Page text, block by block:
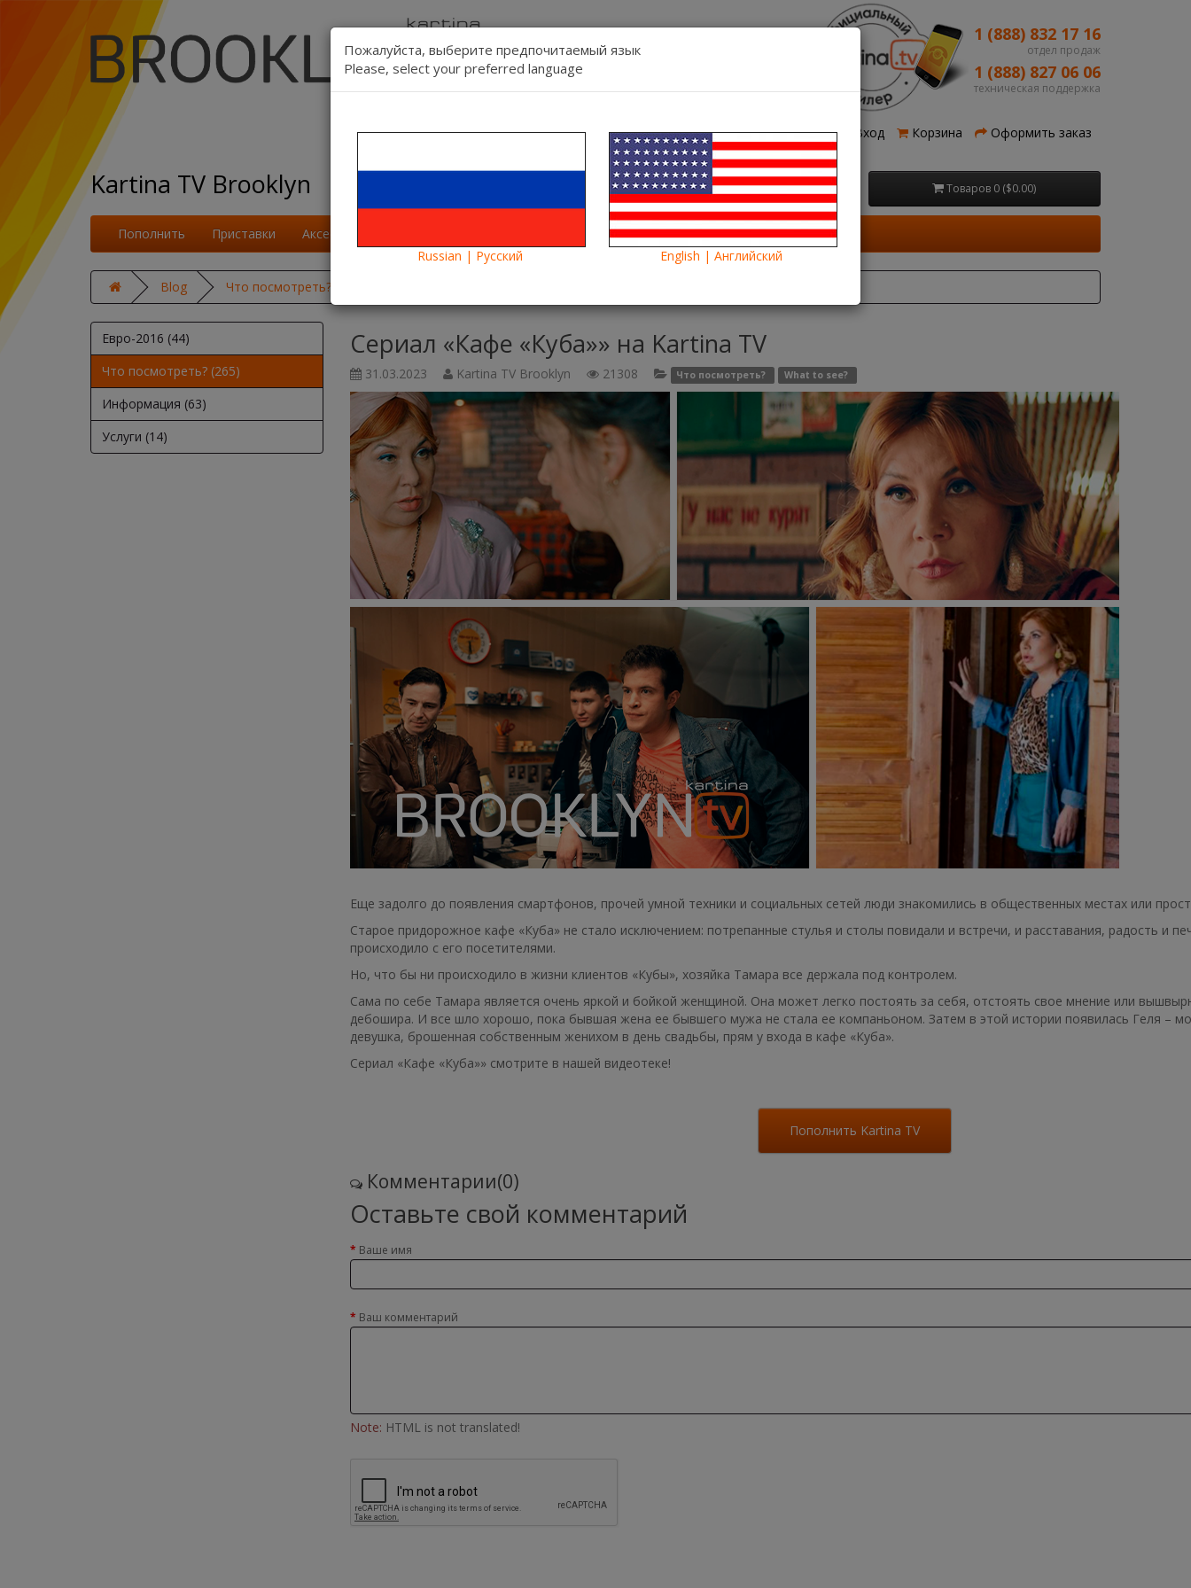
1 (888) 832 17 16
отдел продаж
1 (888) 827 06 06
техническая поддержка
Связь Регистрация Вход Корзина Оформить заказ
Kartina TV Brooklyn Язык: Товаров 0 ($0.00)
Пополнить Приставки Аксессуары
Blog Что посмотреть?
Евро-2016 (44)
Что посмотреть? (265)
Информация (63)
Услуги (14)
Сериал «Кафе «Куба»» на Kartina TV
31.03.2023 Kartina TV Brooklyn 21308 Что посмотреть? What to see?
Еще задолго до появления смартфонов, прочей умной техники и социальных сетей люди знакомились в общественных местах или
Старое придорожное кафе «Куба» не стало исключением: потрепанные стулья и столы повидали и встречи, и расставания, радость и
происходило с его посетителями.
Но, что бы ни происходило в жизни клиентов «Кубы», хозяйка Тамара все держала под контролем.
Сама по себе Тамара является очень яркой и бойкой женщиной. Она может легко постоять за себя, отстоять свое мнение или
дебошира. И все шло хорошо, пока бывшая жена ее бывшего мужа не стала ее компаньоном. Затем в этой истории появилась Геля –
девушка, брошенная собственным женихом в день свадьбы, прям у входа в кафе «Куба».
Сериал «Кафе «Куба»» смотрите в нашей видеотеке!
Пополнить Kartina TV
Комментарии(0)
Оставьте свой комментарий
Ваше имя
Ваш комментарий
Note: HTML is not translated!
Пожалуйста, выберите предпочитаемый язык
Please, select your preferred language
Russian | Русский English | Английский